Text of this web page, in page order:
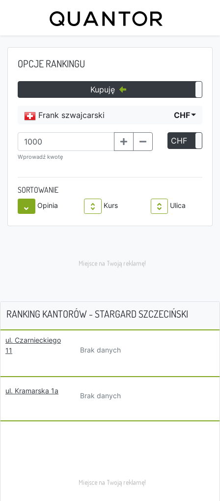
OPCJE RANKINGU
Kupuję
Frank szwajcarski CHF
Wprowadź kwotę
CHF
SORTOWANIE
Opinia Kurs Ulica
RANKING KANTORÓW - STARGARD SZCZECIŃSKI
ul. Czarnieckiego
11
Brak danych
ul. Kramarska 1a
Brak danych